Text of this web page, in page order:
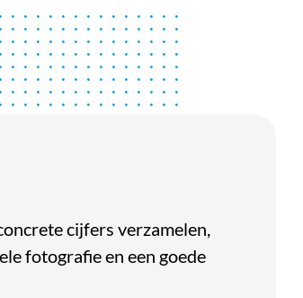
cijfers verzamelen,
fotografie en een goede